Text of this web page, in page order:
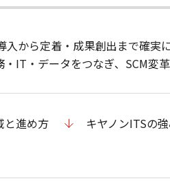
から定着・成果創出まで確実
IT・データをつなぎ、SCM変
と進め方
キヤノンITSの